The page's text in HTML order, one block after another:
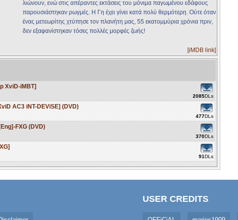
λιώνουν, ενώ στις απέραντες εκτάσεις του μόνιμα παγωμένου εδάφους
παρουσιάστηκαν ρωγμές. Η Γη έχει γίνει κατά πολύ θερμότερη. Ούτε όταν
ένας μετεωρίτης χτύπησε τον πλανήτη μας, 55 εκατομμύρια χρόνια πριν,
δεν εξαφανίστηκαν τόσες πολλές μορφές ζωής!
[iMDB link]
XviD-iMBT]
2085DLs
AC3 iNT-DEViSE] (DVD)
477DLs
FXG (DVD)
370DLs
91DLs
USER CREDITS